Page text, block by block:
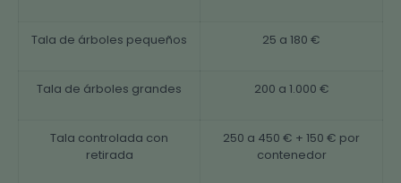
Tala de árboles pequeños 25 a 180 €
Tala de árboles grandes 200 a 1.000 €
Tala controlada con
retirada
250 a 450 € + 150 € por
contenedor